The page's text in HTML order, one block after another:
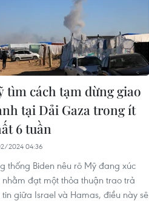
tìm cách tạm dừng giao
tại Dải Gaza trong ít
6 tuần
2024 04:36
thống Biden nêu rõ Mỹ đang xúc
nhằm đạt một thỏa thuận trao trả
tin giữa Israel và Hamas, điều này sẽ